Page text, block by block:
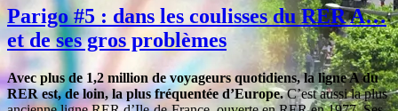
Parigo #5 : dans les coulisses du RER A…
et de ses gros problèmes
Avec plus de 1,2 million de voyageurs quotidiens, la ligne A du
RER est, de loin, la plus fréquentée d’Europe.C’est aussi la plus